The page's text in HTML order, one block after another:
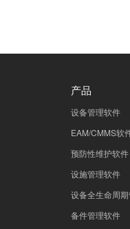
产品
设备管理软件
EAM/CMMS软
预防性维护软件
设施管理软件
设备全生命周
备件管理软件